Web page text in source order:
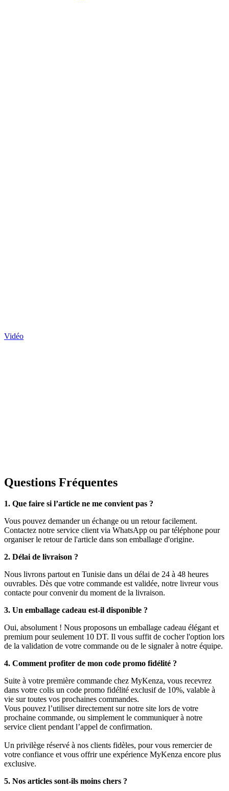
Vidéo
Questions Fréquentes
1. Que faire si l’article ne me convient pas ?
Vous pouvez demander un échange ou un retour facilement.
Contactez notre service client via WhatsApp ou par téléphone pour
organiser le retour de l'article dans son emballage d'origine.
2. Délai de livraison ?
Nous livrons partout en Tunisie dans un délai de 24 à 48 heures
ouvrables. Dès que votre commande est validée, notre livreur vous
contacte pour convenir du moment de la livraison.
3. Un emballage cadeau est-il disponible ?
Oui, absolument ! Nous proposons un emballage cadeau élégant et
premium pour seulement 10 DT. Il vous suffit de cocher l'option lors
de la validation de votre commande ou de le signaler à notre équipe.
4. Comment profiter de mon code promo fidélité ?
Suite à votre première commande chez MyKenza, vous recevrez
dans votre colis un code promo fidélité exclusif de 10%, valable à
vie sur toutes vos prochaines commandes.
Vous pouvez l’utiliser directement sur notre site lors de votre
prochaine commande, ou simplement le communiquer à notre
service client pendant l’appel de confirmation.
Un privilège réservé à nos clients fidèles, pour vous remercier de
votre confiance et vous offrir une expérience MyKenza encore plus
exclusive.
5. Nos articles sont-ils moins chers ?